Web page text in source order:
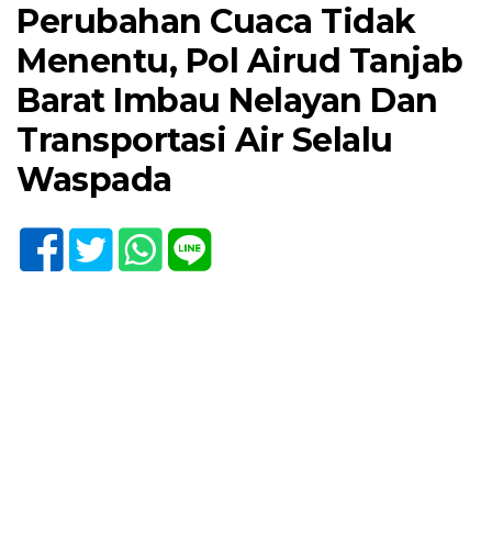
Perubahan Cuaca Tidak
Menentu, Pol Airud Tanjab
Barat Imbau Nelayan Dan
Transportasi Air Selalu
Waspada